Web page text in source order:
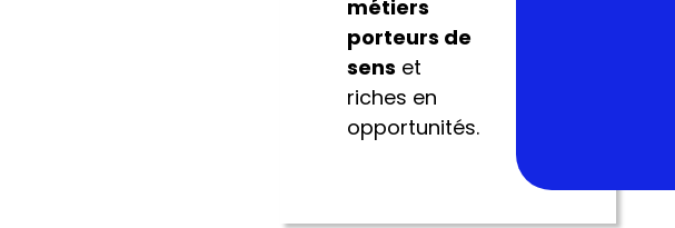
métiers
porteurs de
sens et
riches en
opportunités.